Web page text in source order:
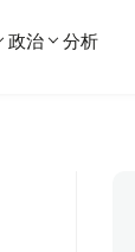
政治 分析